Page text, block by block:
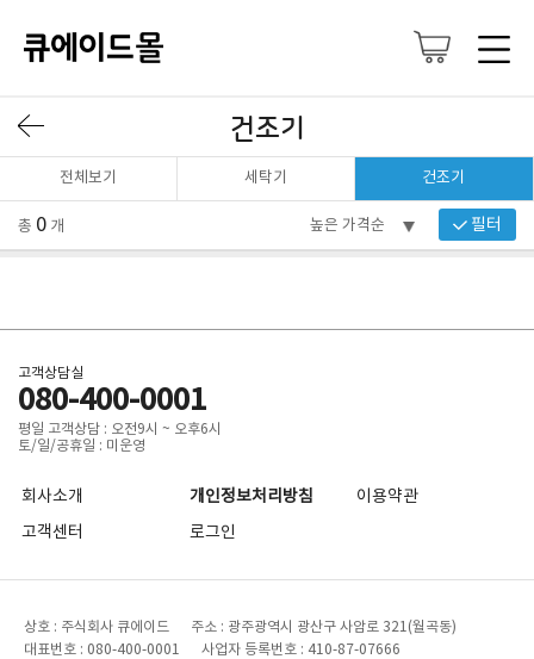
건조기
전체보기 세탁기 건조기
총 0 개 필터
고객상담실
080-400-0001
평일 고객상담 : 오전9시 ~ 오후6시
토/일/공휴일 : 미운영
회사소개 개인정보처리방침
이용약관
고객센터
로그인
상호 : 주식회사 큐에이드 주소 : 광주광역시 광산구 사암로 321(월곡동)
대표번호 : 080-400-0001 사업자 등록번호 : 410-87-07666